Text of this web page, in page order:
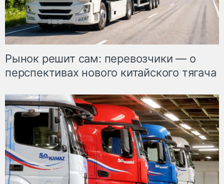
Рынок решит сам: перевозчики — о
перспективах нового китайского тягача